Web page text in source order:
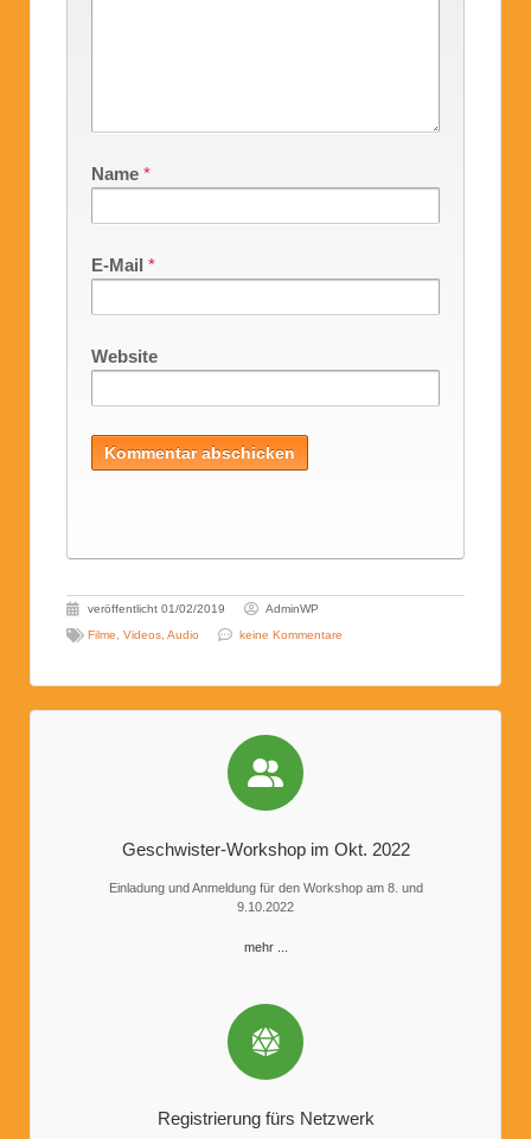
Name *
E-Mail *
Website
veröffentlicht 01/02/2019
AdminWP
Filme, Videos, Audio
keine Kommentare
Geschwister-Workshop im Okt. 2022
Einladung und Anmeldung für den Workshop am 8. und
9.10.2022
mehr ...
Registrierung fürs Netzwerk